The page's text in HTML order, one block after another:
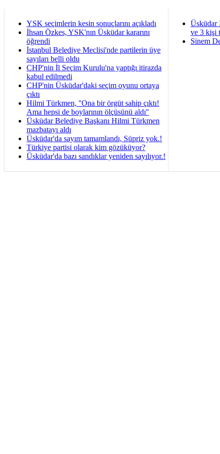
YSK seçimlerin kesin sonuçlarını açıkladı
İhsan Özkes, YSK'nın Üsküdar kararını
öğrendi
İstanbul Belediye Meclisi'nde partilerin üye
sayıları belli oldu
CHP'nin İl Seçim Kurulu'na yaptığı itirazda
kabul edilmedi
CHP'nin Üsküdar'daki seçim oyunu ortaya
çıktı
Hilmi Türkmen, ''Ona bir örgüt sahip çıktı!
Ama hepsi de boylarının ölçüsünü aldı''
Üsküdar Belediye Başkanı Hilmi Türkmen
mazbatayı aldı
Üsküdar'da sayım tamamlandı, Süpriz yok.!
Türkiye partisi olarak kim gözüküyor?
Üsküdar'da bazı sandıklar yeniden sayılıyor.!
Üsküdar
ve 3 kişi
Sinem